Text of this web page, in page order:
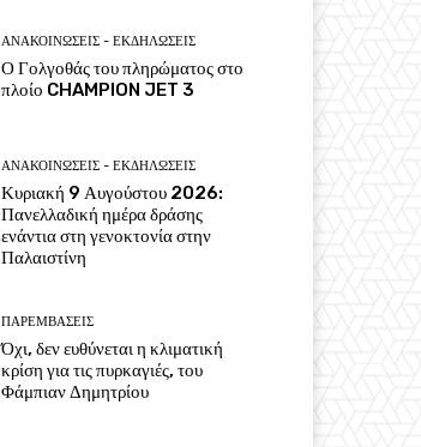
ΑΝΑΚΟΙΝΩΣΕΙΣ - ΕΚΔΗΛΩΣΕΙΣ
Ο Γολγοθάς του πληρώματος στο
πλοίο CHAMPION JET 3
ΑΝΑΚΟΙΝΩΣΕΙΣ - ΕΚΔΗΛΩΣΕΙΣ
Κυριακή 9 Αυγούστου 2026:
Πανελλαδική ημέρα δράσης
ενάντια στη γενοκτονία στην
Παλαιστίνη
ΠΑΡΕΜΒΑΣΕΙΣ
Όχι, δεν ευθύνεται η κλιματική
κρίση για τις πυρκαγιές, του
Φάμπιαν Δημητρίου